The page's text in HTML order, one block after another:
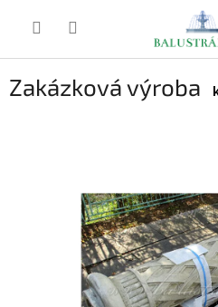
Zakázková výroba